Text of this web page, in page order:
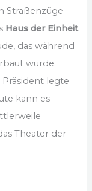
Straßenzüge
Haus der Einheit
das während
wurde.
Präsident legte
kann es
Theater der